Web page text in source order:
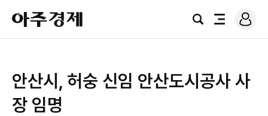
아
주
경
검
전
로
그
​안산시, 허숭 신임 안산도시공사 사
장 임명